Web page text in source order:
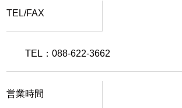
TEL/FAX
TEL：088-622-3662
営業時間